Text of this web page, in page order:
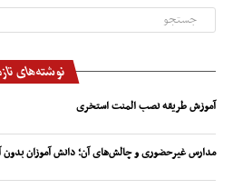
نوشته‌های
آموزش طریقه نصب المنت استخری
مدارس غیرحضوری و چالش‌های آن؛ دانش آموزان